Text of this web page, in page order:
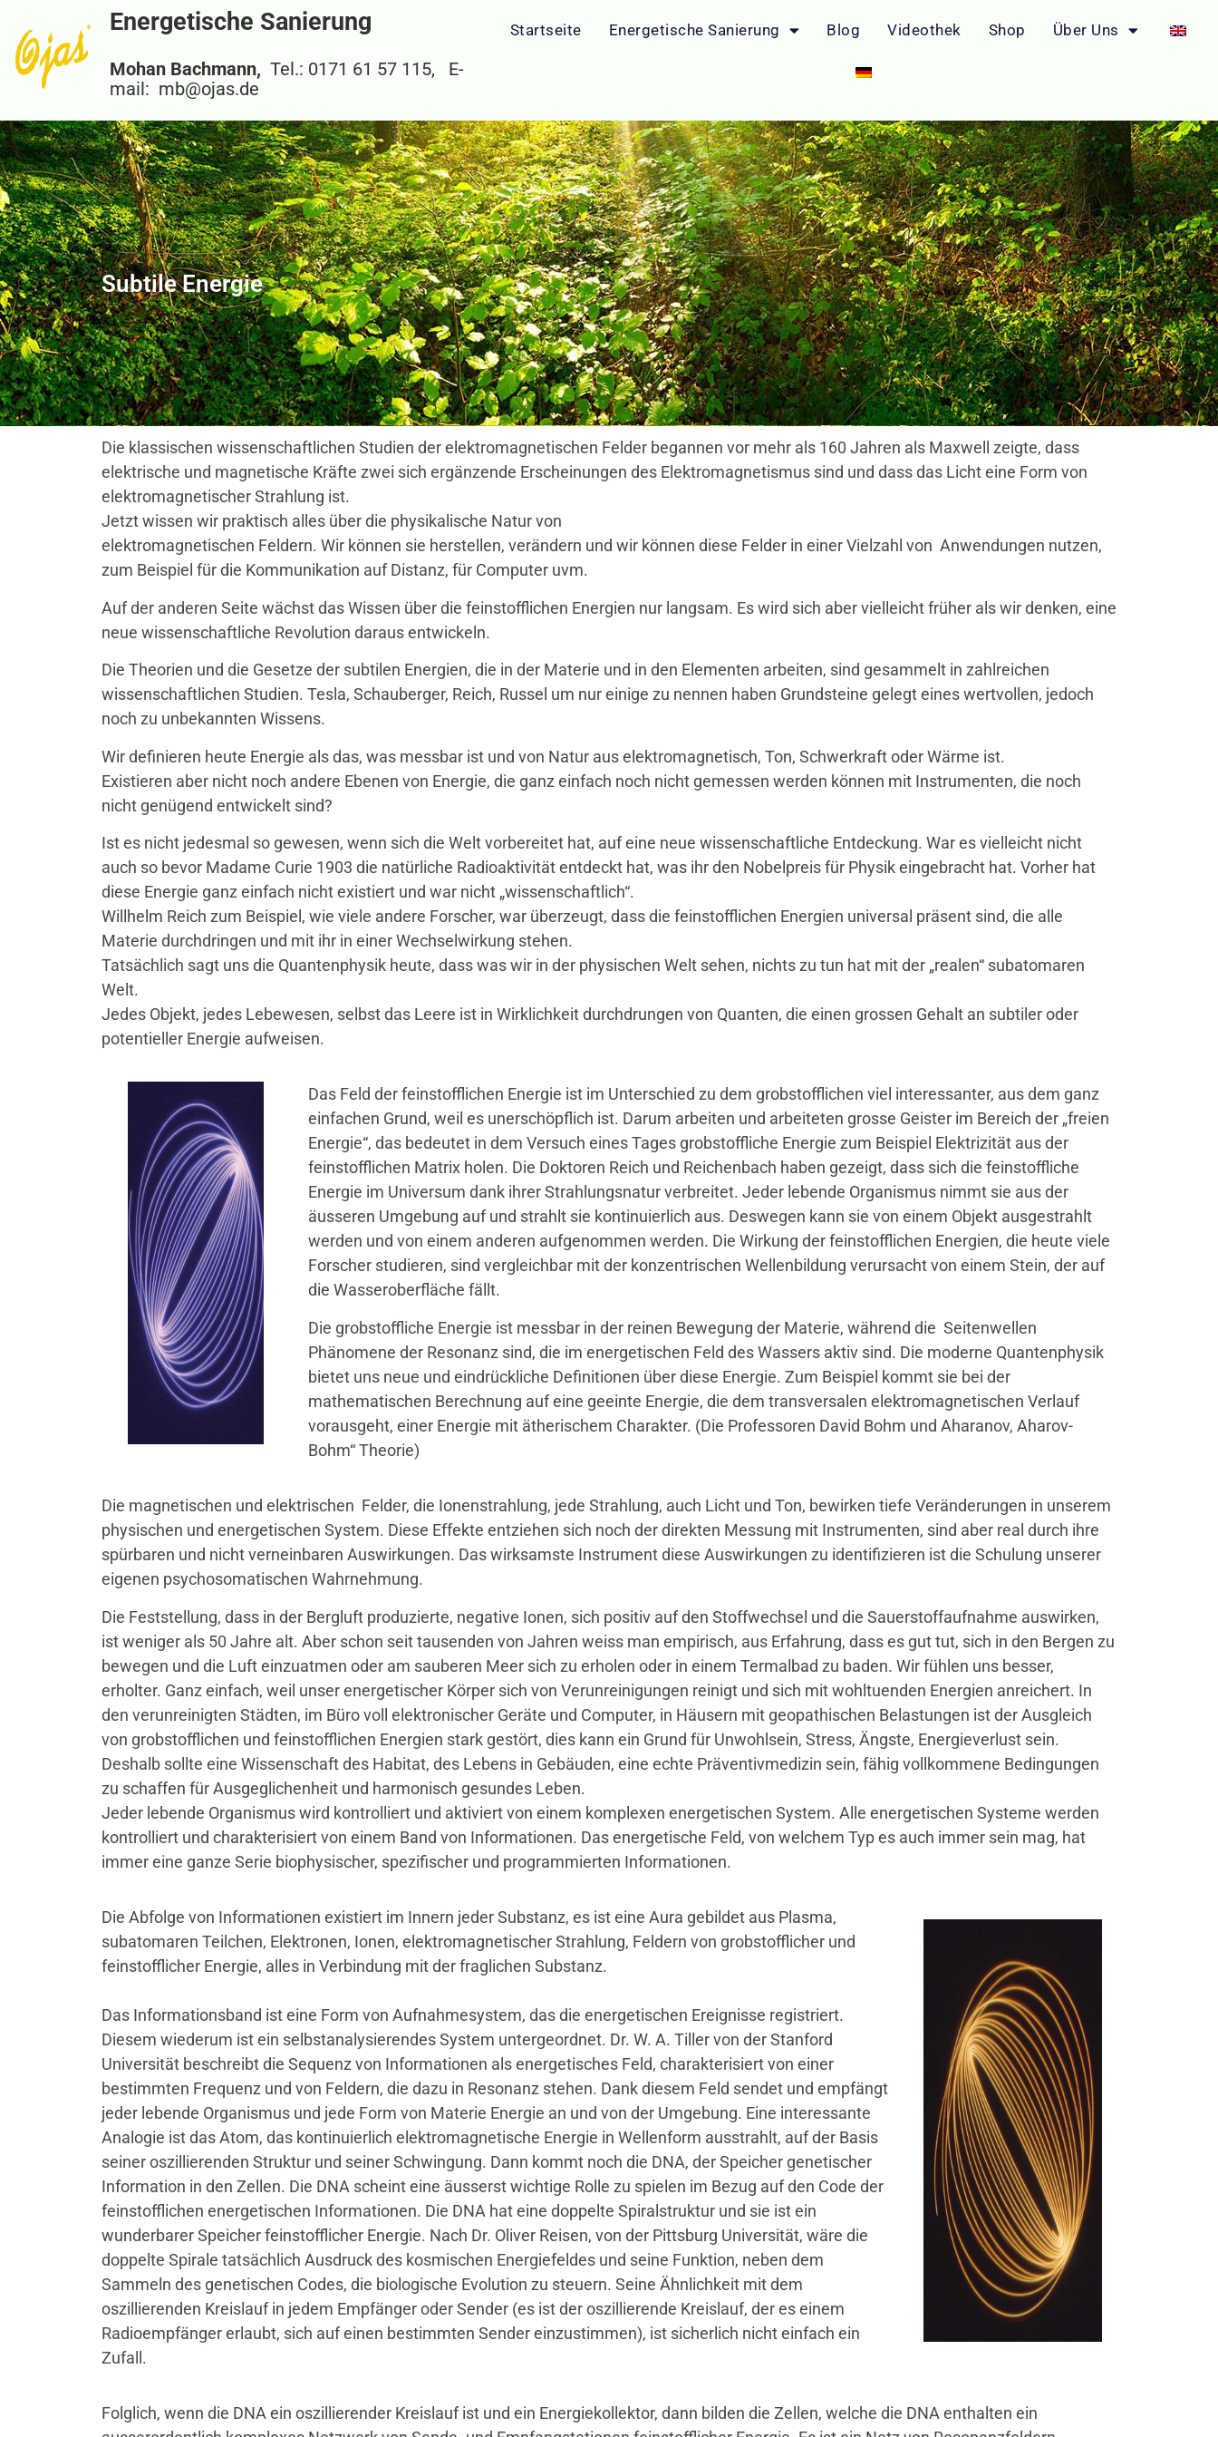
Energetische Sanierung
Mohan Bachmann, Tel.: 0171 61 57 115, E-
mail: mb@ojas.de
Startseite Energetische Sanierung Blog Videothek Shop Über Uns
Subtile Energie
Die klassischen wissenschaftlichen Studien der elektromagnetischen Felder begannen vor mehr als 160 Jahren als Maxwell zeigte, dass
elektrische und magnetische Kräfte zwei sich ergänzende Erscheinungen des Elektromagnetismus sind und dass das Licht eine Form von
elektromagnetischer Strahlung ist.
Jetzt wissen wir praktisch alles über die physikalische Natur von
elektromagnetischen Feldern. Wir können sie herstellen, verändern und wir können diese Felder in einer Vielzahl von Anwendungen nutzen,
zum Beispiel für die Kommunikation auf Distanz, für Computer uvm.
Auf der anderen Seite wächst das Wissen über die feinstofflichen Energien nur langsam. Es wird sich aber vielleicht früher als wir denken, eine
neue wissenschaftliche Revolution daraus entwickeln.
Die Theorien und die Gesetze der subtilen Energien, die in der Materie und in den Elementen arbeiten, sind gesammelt in zahlreichen
wissenschaftlichen Studien. Tesla, Schauberger, Reich, Russel um nur einige zu nennen haben Grundsteine gelegt eines wertvollen, jedoch
noch zu unbekannten Wissens.
Wir definieren heute Energie als das, was messbar ist und von Natur aus elektromagnetisch, Ton, Schwerkraft oder Wärme ist.
Existieren aber nicht noch andere Ebenen von Energie, die ganz einfach noch nicht gemessen werden können mit Instrumenten, die noch
nicht genügend entwickelt sind?
Ist es nicht jedesmal so gewesen, wenn sich die Welt vorbereitet hat, auf eine neue wissenschaftliche Entdeckung. War es vielleicht nicht
auch so bevor Madame Curie 1903 die natürliche Radioaktivität entdeckt hat, was ihr den Nobelpreis für Physik eingebracht hat. Vorher hat
diese Energie ganz einfach nicht existiert und war nicht „wissenschaftlich“.
Willhelm Reich zum Beispiel, wie viele andere Forscher, war überzeugt, dass die feinstofflichen Energien universal präsent sind, die alle
Materie durchdringen und mit ihr in einer Wechselwirkung stehen.
Tatsächlich sagt uns die Quantenphysik heute, dass was wir in der physischen Welt sehen, nichts zu tun hat mit der „realen“ subatomaren
Welt.
Jedes Objekt, jedes Lebewesen, selbst das Leere ist in Wirklichkeit durchdrungen von Quanten, die einen grossen Gehalt an subtiler oder
potentieller Energie aufweisen.
Das Feld der feinstofflichen Energie ist im Unterschied zu dem grobstofflichen viel interessanter, aus dem ganz
einfachen Grund, weil es unerschöpflich ist. Darum arbeiten und arbeiteten grosse Geister im Bereich der „freien
Energie“, das bedeutet in dem Versuch eines Tages grobstoffliche Energie zum Beispiel Elektrizität aus der
feinstofflichen Matrix holen. Die Doktoren Reich und Reichenbach haben gezeigt, dass sich die feinstoffliche
Energie im Universum dank ihrer Strahlungsnatur verbreitet. Jeder lebende Organismus nimmt sie aus der
äusseren Umgebung auf und strahlt sie kontinuierlich aus. Deswegen kann sie von einem Objekt ausgestrahlt
werden und von einem anderen aufgenommen werden. Die Wirkung der feinstofflichen Energien, die heute viele
Forscher studieren, sind vergleichbar mit der konzentrischen Wellenbildung verursacht von einem Stein, der auf
die Wasseroberfläche fällt.
Die grobstoffliche Energie ist messbar in der reinen Bewegung der Materie, während die Seitenwellen
Phänomene der Resonanz sind, die im energetischen Feld des Wassers aktiv sind. Die moderne Quantenphysik
bietet uns neue und eindrückliche Definitionen über diese Energie. Zum Beispiel kommt sie bei der
mathematischen Berechnung auf eine geeinte Energie, die dem transversalen elektromagnetischen Verlauf
vorausgeht, einer Energie mit ätherischem Charakter. (Die Professoren David Bohm und Aharanov, Aharov-
Bohm“ Theorie)
Die magnetischen und elektrischen Felder, die Ionenstrahlung, jede Strahlung, auch Licht und Ton, bewirken tiefe Veränderungen in unserem
physischen und energetischen System. Diese Effekte entziehen sich noch der direkten Messung mit Instrumenten, sind aber real durch ihre
spürbaren und nicht verneinbaren Auswirkungen. Das wirksamste Instrument diese Auswirkungen zu identifizieren ist die Schulung unserer
eigenen psychosomatischen Wahrnehmung.
Die Feststellung, dass in der Bergluft produzierte, negative Ionen, sich positiv auf den Stoffwechsel und die Sauerstoffaufnahme auswirken,
ist weniger als 50 Jahre alt. Aber schon seit tausenden von Jahren weiss man empirisch, aus Erfahrung, dass es gut tut, sich in den Bergen zu
bewegen und die Luft einzuatmen oder am sauberen Meer sich zu erholen oder in einem Termalbad zu baden. Wir fühlen uns besser,
erholter. Ganz einfach, weil unser energetischer Körper sich von Verunreinigungen reinigt und sich mit wohltuenden Energien anreichert. In
den verunreinigten Städten, im Büro voll elektronischer Geräte und Computer, in Häusern mit geopathischen Belastungen ist der Ausgleich
von grobstofflichen und feinstofflichen Energien stark gestört, dies kann ein Grund für Unwohlsein, Stress, Ängste, Energieverlust sein.
Deshalb sollte eine Wissenschaft des Habitat, des Lebens in Gebäuden, eine echte Präventivmedizin sein, fähig vollkommene Bedingungen
zu schaffen für Ausgeglichenheit und harmonisch gesundes Leben.
Jeder lebende Organismus wird kontrolliert und aktiviert von einem komplexen energetischen System. Alle energetischen Systeme werden
kontrolliert und charakterisiert von einem Band von Informationen. Das energetische Feld, von welchem Typ es auch immer sein mag, hat
immer eine ganze Serie biophysischer, spezifischer und programmierten Informationen.
Die Abfolge von Informationen existiert im Innern jeder Substanz, es ist eine Aura gebildet aus Plasma,
subatomaren Teilchen, Elektronen, Ionen, elektromagnetischer Strahlung, Feldern von grobstofflicher und
feinstofflicher Energie, alles in Verbindung mit der fraglichen Substanz.
Das Informationsband ist eine Form von Aufnahmesystem, das die energetischen Ereignisse registriert.
Diesem wiederum ist ein selbstanalysierendes System untergeordnet. Dr. W. A. Tiller von der Stanford
Universität beschreibt die Sequenz von Informationen als energetisches Feld, charakterisiert von einer
bestimmten Frequenz und von Feldern, die dazu in Resonanz stehen. Dank diesem Feld sendet und empfängt
jeder lebende Organismus und jede Form von Materie Energie an und von der Umgebung. Eine interessante
Analogie ist das Atom, das kontinuierlich elektromagnetische Energie in Wellenform ausstrahlt, auf der Basis
seiner oszillierenden Struktur und seiner Schwingung. Dann kommt noch die DNA, der Speicher genetischer
Information in den Zellen. Die DNA scheint eine äusserst wichtige Rolle zu spielen im Bezug auf den Code der
feinstofflichen energetischen Informationen. Die DNA hat eine doppelte Spiralstruktur und sie ist ein
wunderbarer Speicher feinstofflicher Energie. Nach Dr. Oliver Reisen, von der Pittsburg Universität, wäre die
doppelte Spirale tatsächlich Ausdruck des kosmischen Energiefeldes und seine Funktion, neben dem
Sammeln des genetischen Codes, die biologische Evolution zu steuern. Seine Ähnlichkeit mit dem
oszillierenden Kreislauf in jedem Empfänger oder Sender (es ist der oszillierende Kreislauf, der es einem
Radioempfänger erlaubt, sich auf einen bestimmten Sender einzustimmen), ist sicherlich nicht einfach ein
Zufall.
Folglich, wenn die DNA ein oszillierender Kreislauf ist und ein Energiekollektor, dann bilden die Zellen, welche die DNA enthalten ein